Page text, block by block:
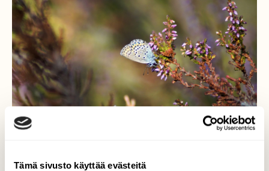
Tämä sivusto käyttää evästeitä